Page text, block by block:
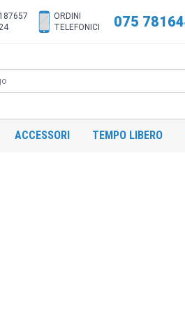
ORDINI
TELEFONICI
075
ACCESSORI TEMPO LIBERO